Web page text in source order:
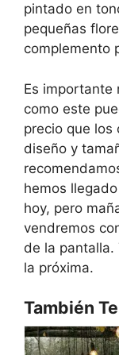
pintado en
pequeñas
complemento
Es importante
como este
precio que los
diseño y
hemos
hoy, pero
vendremos
de la pantalla.
la próxima.
También